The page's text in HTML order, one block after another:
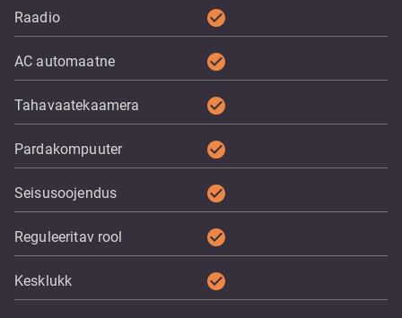
Raadio check_circle
AC automaatne check_circle
Tahavaatekaamera check_circle
Pardakompuuter check_circle
Seisusoojendus check_circle
Reguleeritav rool check_circle
Kesklukk check_circle